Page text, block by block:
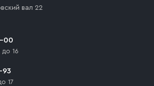
близко к месту запланированной
территории места назначения
платный въезд, то Покупателю
стоимость въезда
вал 22
00
до 16
93
17